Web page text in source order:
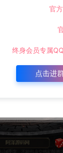
官
终身会员专属
点击进